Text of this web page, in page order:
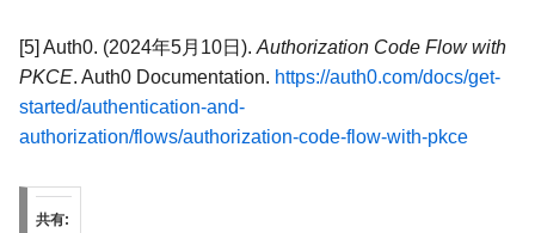
[5] Auth0. (2024年5月10日). Authorization Code Flow with
PKCE. Auth0 Documentation. https://auth0.com/docs/get-
started/authentication-and-
authorization/flows/authorization-code-flow-with-pkce
共有: